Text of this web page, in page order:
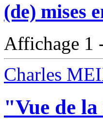
(de) mises
Affichage 1
Charles
"Vue de